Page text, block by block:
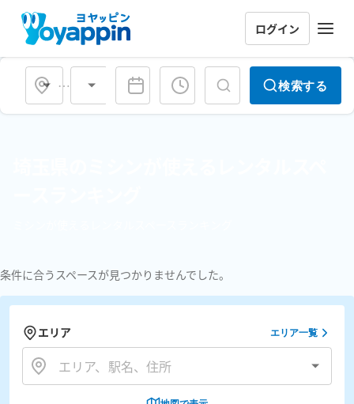
ログイン
会場タイプ 検索する
条件に合うスペースが見つかりませんでした。
エリア エリア一覧